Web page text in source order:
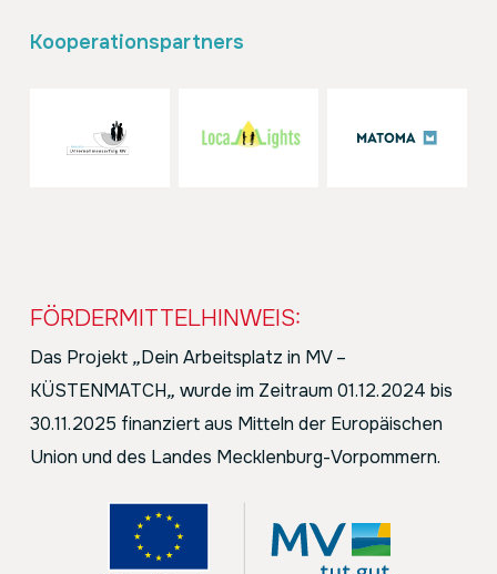
Kooperationspartners
FÖRDERMITTELHINWEIS:
Das Projekt „Dein Arbeitsplatz in MV –
KÜSTENMATCH„ wurde im Zeitraum 01.12.2024 bis
30.11.2025 finanziert aus Mitteln der Europäischen
Union und des Landes Mecklenburg-Vorpommern.